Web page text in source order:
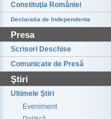
Constituţia României
Declaratia de Independenta
Presa
Scrisori Deschise
Comunicate de Presă
Ştiri
Ultimele Ştiri
Eveniment